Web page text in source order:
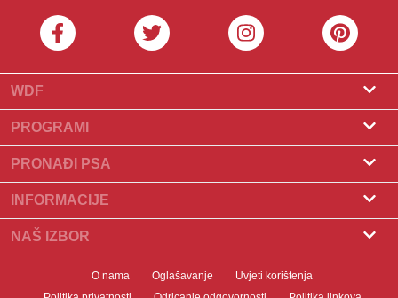
WDF
O nama
Što je World Dog Finder
Koje saveze prihvaćamo?
Kontakt
Naši partneri
PROGRAMI
Program za uzgajivače
Program za groomere
PRONAĐI PSA
Pronađite uzgajivača
Psi na prodaju
Pronađite leglo
Udomljavanje pasa
INFORMACIJE
Pasmine
Popularni članci
NAŠ IZBOR
10 najboljih pasa za stanove
O nama Oglašavanje
Uvjeti korištenja